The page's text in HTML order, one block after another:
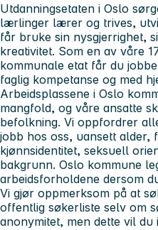
Utdanningsetaten i Oslo
lærlinger lærer og trives,
får bruke sin nysgjerrighet,
kreativitet. Som en av våre
kommunale etat får du
faglig kompetanse og med
Arbeidsplassene i Oslo
mangfold, og våre ansatte
befolkning. Vi oppfordrer
jobb hos oss, uansett alder,
kjønnsidentitet, seksuell
bakgrunn. Oslo kommune
arbeidsforholdene dersom
Vi gjør oppmerksom på at
offentlig søkerliste selv om
anonymitet, men dette vil